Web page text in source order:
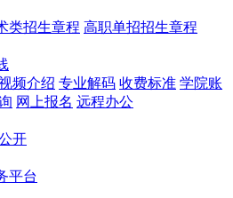
类招生章程 高职单招招生章程
频介绍 专业解码 收费标准 学院账
网上报名 远程办公
开
平台